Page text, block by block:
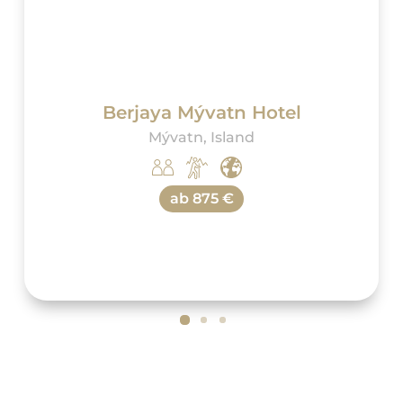
Berjaya Mývatn Hotel
Mývatn, Island
ab 875 €